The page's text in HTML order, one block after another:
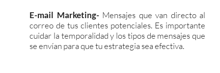
E-mail Marketing-Mensajes que van directo al
correo de tus clientes potenciales. Es importante
cuidar la temporalidad y los tipos de mensajes que
se envían para que tu estrategia sea efectiva.